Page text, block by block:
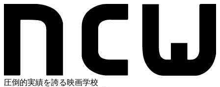
圧倒的実績を誇る映画学校